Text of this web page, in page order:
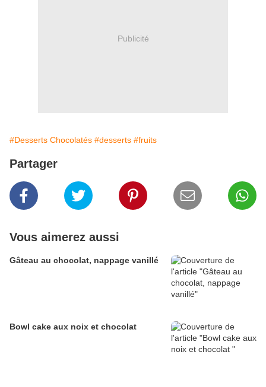
Publicité
#Desserts Chocolatés #desserts #fruits
Partager
Vous aimerez aussi
Gâteau au chocolat, nappage vanillé
Bowl cake aux noix et chocolat